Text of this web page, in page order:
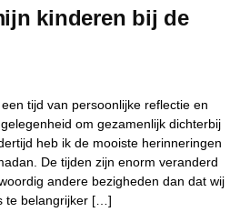
kinderen bij de
tijd van persoonlijke reflectie en
om gezamenlijk dichterbij
heb ik de mooiste herinneringen
De tijden zijn enorm veranderd
andere bezigheden dan dat wij
te belangrijker […]